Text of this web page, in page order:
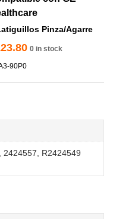
Pinza/Agarre
0 in stock
90P0
, 2424557, R2424549